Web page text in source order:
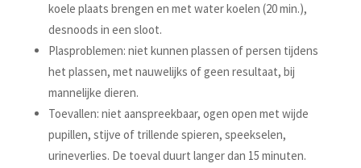
koele plaats brengen en met water koelen (20 min.),
desnoods in een sloot.
Plasproblemen: niet kunnen plassen of persen tijdens
het plassen, met nauwelijks of geen resultaat, bij
mannelijke dieren.
Toevallen: niet aanspreekbaar, ogen open met wijde
pupillen, stijve of trillende spieren, speekselen,
urineverlies. De toeval duurt langer dan 15 minuten.